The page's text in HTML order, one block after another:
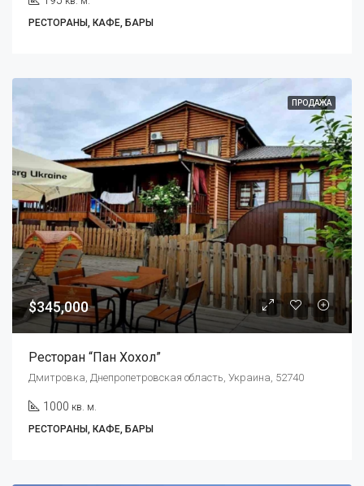
РЕСТОРАНЫ, КАФЕ, БАРЫ
ПРОДАЖА
$345,000
Ресторан “Пан Хохол”
Дмитровка, Днепропетровская область, Украина, 52740
1000 кв. м.
РЕСТОРАНЫ, КАФЕ, БАРЫ